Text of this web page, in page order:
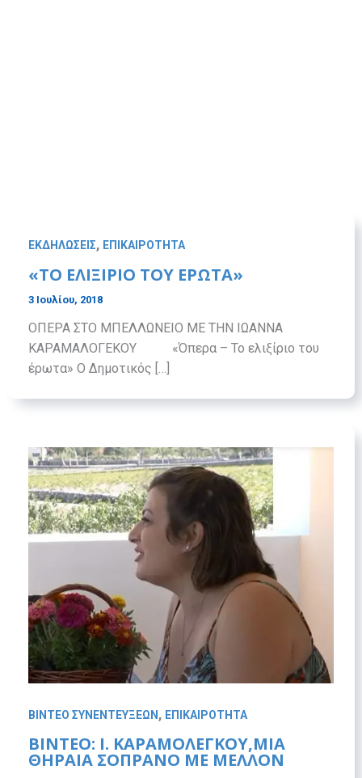
ΕΚΔΗΛΩΣΕΙΣ, ΕΠΙΚΑΙΡΟΤΗΤΑ
«ΤΟ ΕΛΙΞΙΡΙΟ ΤΟΥ ΕΡΩΤΑ»
3 Ιουλίου, 2018
ΟΠΕΡΑ ΣΤΟ ΜΠΕΛΛΩΝΕΙΟ ΜΕ ΤΗΝ ΙΩΑΝΝΑ
ΚΑΡΑΜΑΛΟΓΕΚΟΥ «Όπερα – Το ελιξίριο του
έρωτα» Ο Δημοτικός […]
ΒΙΝΤΕΟ ΣΥΝΕΝΤΕΥΞΕΩΝ , ΕΠΙΚΑΙΡΟΤΗΤΑ
ΒΙΝΤΕΟ: Ι. ΚΑΡΑΜΟΛΕΓΚΟΥ,ΜΙΑ
ΘΗΡΑΙΑ ΣΟΠΡΑΝΟ ΜΕ ΜΕΛΛΟΝ